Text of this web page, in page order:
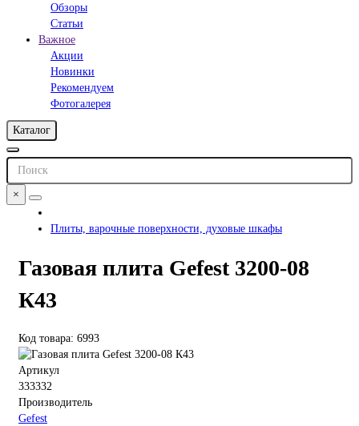
Обзоры
Статьи
Важное
Акции
Новинки
Рекомендуем
Фотогалерея
Каталог
×
Плиты, варочные поверхности, духовые шкафы
Газовая плита Gefest 3200-08
К43
Код товара: 6993
Артикул
333332
Производитель
Gefest